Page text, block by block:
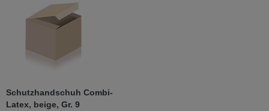
Schutzhandschuh Combi-
Latex, beige, Gr. 9